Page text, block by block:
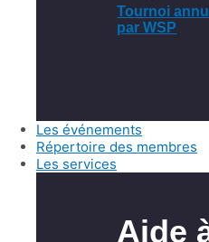
Tournoi
par WSP
Les événements
Répertoire des membres
Les services
Aide